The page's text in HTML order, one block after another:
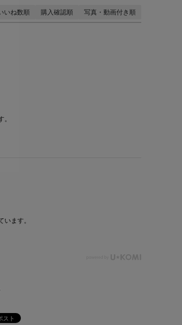
いね数順 購入確認順 写真・動画付き順
ます。